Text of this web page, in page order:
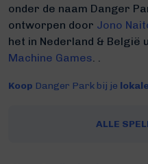
onder de naam Danger
ontworpen door Jono
het in Nederland & België
Machine Games. .
Koop Danger Park bij je
ALLE